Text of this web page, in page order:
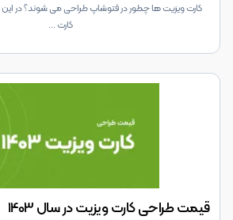
کارت ویزیت ها چطور در فتوشاپ طراحی می شوند؟ در
کارت...
قیمت طراحی کارت ویزیت در سال 1403